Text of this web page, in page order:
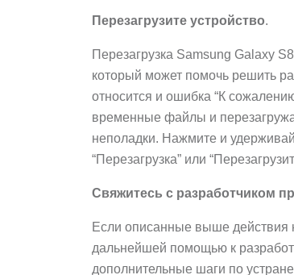
Перезагрузите устройство
Перезагрузка Samsung Galaxy
который может помочь решить
относится и ошибка “К
временные файлы и
неполадки. Нажмите и
“Перезагрузка” или
Свяжитесь с разработчиком
Если описанные выше действия
дальнейшей помощью к
дополнительные шаги по